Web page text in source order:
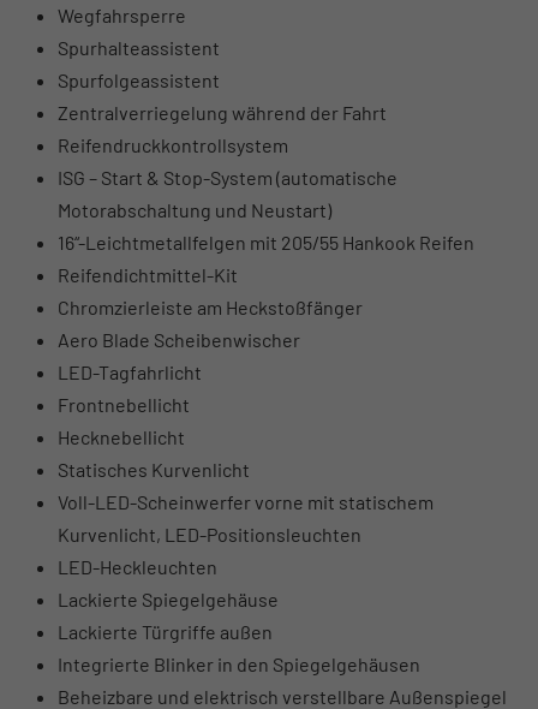
Wegfahrsperre
Spurhalteassistent
Spurfolgeassistent
Zentralverriegelung während der Fahrt
Reifendruckkontrollsystem
ISG – Start & Stop-System (automatische
Motorabschaltung und Neustart)
16“-Leichtmetallfelgen mit 205/55 Hankook Reifen
Reifendichtmittel-Kit
Chromzierleiste am Heckstoßfänger
Aero Blade Scheibenwischer
LED-Tagfahrlicht
Frontnebellicht
Hecknebellicht
Statisches Kurvenlicht
Voll-LED-Scheinwerfer vorne mit statischem
Kurvenlicht, LED-Positionsleuchten
LED-Heckleuchten
Lackierte Spiegelgehäuse
Lackierte Türgriffe außen
Integrierte Blinker in den Spiegelgehäusen
Beheizbare und elektrisch verstellbare Außenspiegel